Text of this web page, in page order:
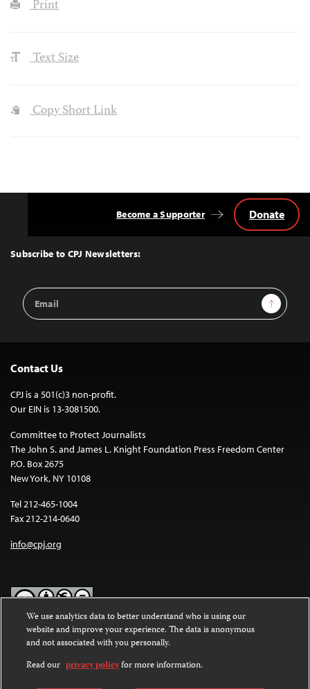
Print
Text Size
Copy Short Link
Top
Subscribe to CPJ Newsletters:
Email
Address
Sign Up
Become a Supporter Donate
Contact Us
CPJ is a 501(c)3 non-profit.
Our EIN is 13-3081500.
Committee to Protect Journalists
The John S. and James L. Knight Foundation Press Freedom Center
P.O. Box 2675
New York, NY 10108
Tel 212-465-1004
Fax 212-214-0640
info@cpj.org
Except where noted, text on this website is licensed under a
Commons Attribution-NonCommercial-NoDerivatives 4.0
International License.
We use analytics data to better understand who is using our
website and improve your experience. The data is anonymous
and not associated with you personally.
Read our privacy policyfor more information.